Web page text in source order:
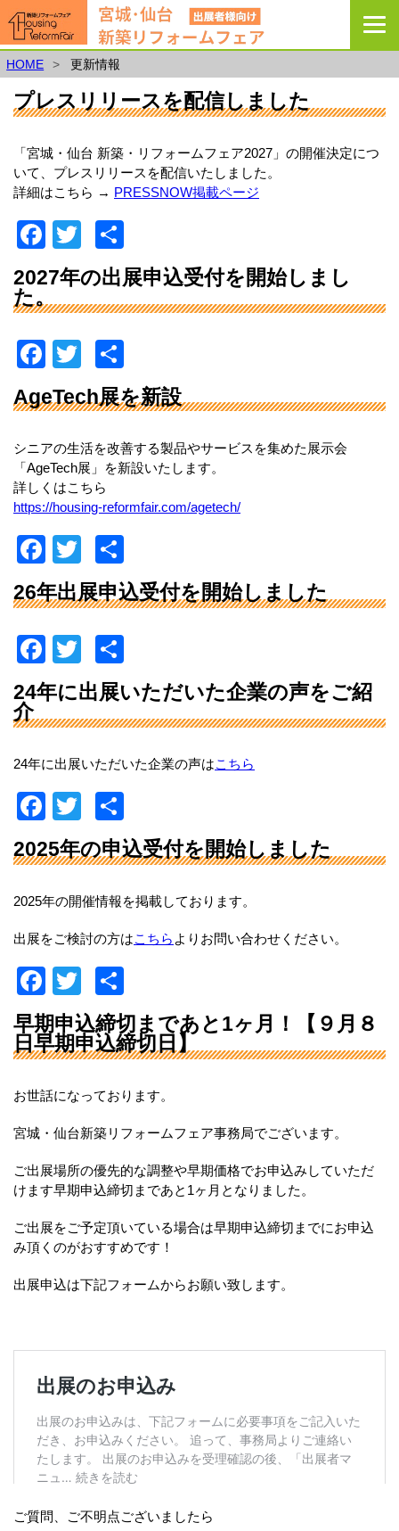
HOME 更新情報
プレスリリースを配信しました
「宮城・仙台 新築・リフォームフェア2027」の開催決定につ
いて、プレスリリースを配信いたしました。
詳細はこちら → PRESSNOW掲載ページ
F
a
c
e
b
o
o
wi
tt
er
有
2027年の出展申込受付を開始しまし
た。
F
a
c
e
b
o
k
wi
tt
er
有
AgeTech展を新設
シニアの生活を改善する製品やサービスを集めた展示会
「AgeTech展」を新設いたします。
詳しくはこちら
https://housing-reformfair.com/agetech/
F
a
c
e
b
o
o
wi
tt
er
有
26年出展申込受付を開始しました
F
a
c
e
b
o
o
k
wi
tt
er
有
24年に出展いただいた企業の声をご紹
介
24年に出展いただいた企業の声はこちら
F
a
c
e
o
o
k
wi
tt
er
有
2025年の申込受付を開始しました
2025年の開催情報を掲載しております。
出展をご検討の方はこちら よりお問い合わせください。
F
a
c
e
b
o
k
wi
tt
er
有
早期申込締切まであと1ヶ月！【９月８
日早期申込締切日】
お世話になっております。
宮城・仙台新築リフォームフェア事務局でございます。
ご出展場所の優先的な調整や早期価格でお申込みしていただ
けます早期申込締切まであと1ヶ月となりました。
ご出展をご予定頂いている場合は早期申込締切までにお申込
み頂くのがおすすめです！
出展申込は下記フォームからお願い致します。
ご質問、ご不明点ございましたら